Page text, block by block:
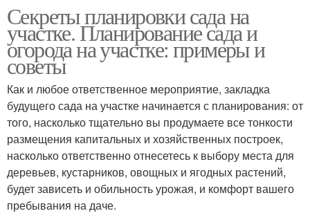
Секреты планировки сада на
участке. Планирование сада и
огорода на участке: примеры и
советы
Как и любое ответственное мероприятие, закладка
будущего сада на участке начинается с планирования: от
того, насколько тщательно вы продумаете все тонкости
размещения капитальных и хозяйственных построек,
насколько ответственно отнесетесь к выбору места для
деревьев, кустарников, овощных и ягодных растений,
будет зависеть и обильность урожая, и комфорт вашего
пребывания на даче.